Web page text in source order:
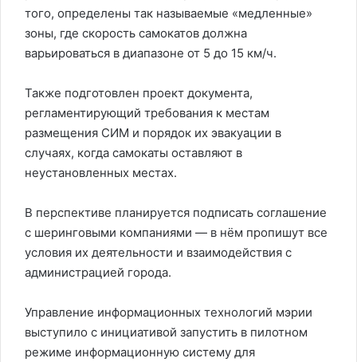
того, определены так называемые «медленные»
зоны, где скорость самокатов должна
варьироваться в диапазоне от 5 до 15 км/ч.
Также подготовлен проект документа,
регламентирующий требования к местам
размещения СИМ и порядок их эвакуации в
случаях, когда самокаты оставляют в
неустановленных местах.
В перспективе планируется подписать соглашение
с шеринговыми компаниями — в нём пропишут все
условия их деятельности и взаимодействия с
администрацией города.
Управление информационных технологий мэрии
выступило с инициативой запустить в пилотном
режиме информационную систему для